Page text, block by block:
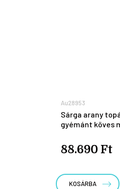
Au28953
Sárga arany
gyémánt köves
88.690 Ft
KOSÁRBA